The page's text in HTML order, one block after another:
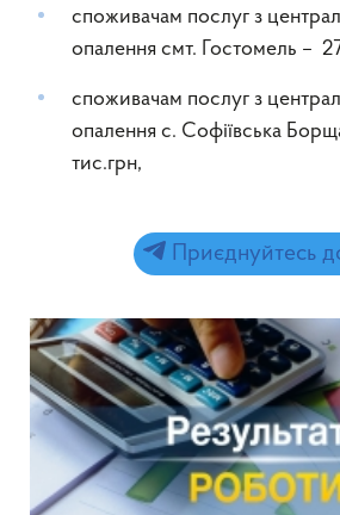
споживачам послуг з
опалення смт. Гостомель –
споживачам послуг з
опалення с. Софіївська
тис.грн,
Приєднуйтесь